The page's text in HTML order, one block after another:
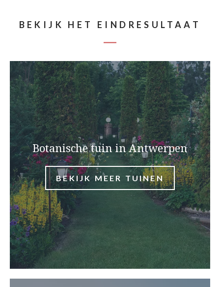
BEKIJK HET EINDRESULTAAT
Botanische tuin in Antwerpen
BEKIJK MEER TUINEN